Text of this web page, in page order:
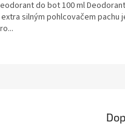
do bot 100 ml
silným pohlcovačem pachu